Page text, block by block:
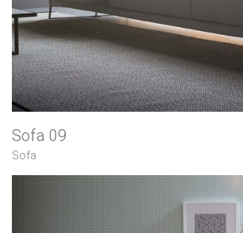
Sofa 09
Sofa